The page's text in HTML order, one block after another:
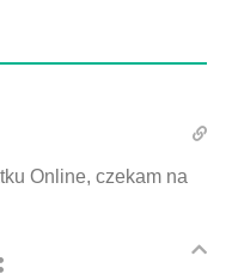
Online, czekam na